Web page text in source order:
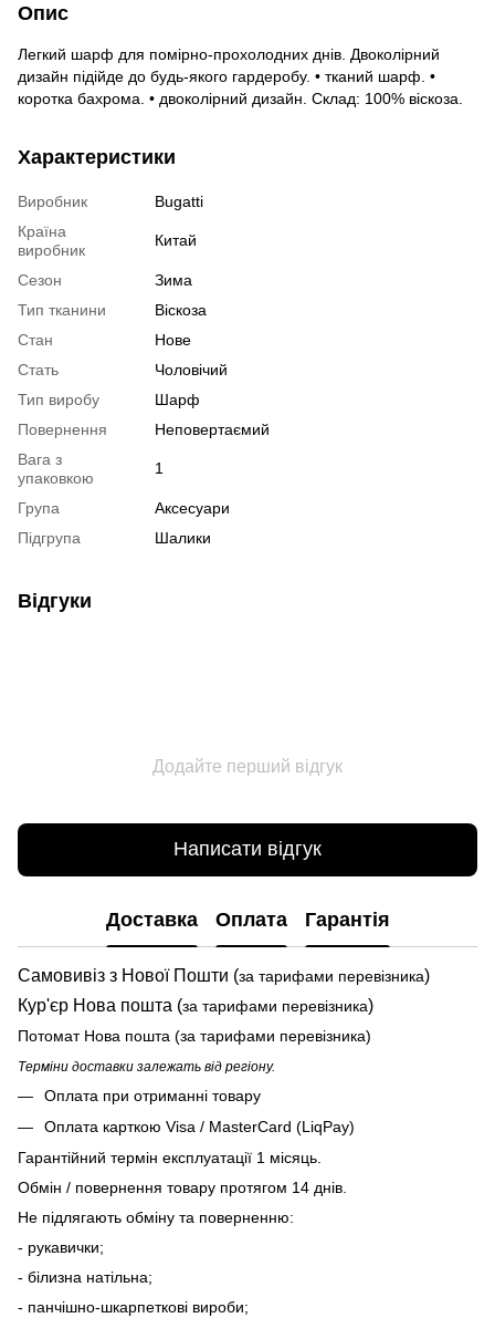
Опис
Легкий шарф для помірно-прохолодних днів. Двоколірний
дизайн підійде до будь-якого гардеробу. • тканий шарф. •
коротка бахрома. • двоколірний дизайн. Склад: 100% віскоза.
Характеристики
Виробник
Bugatti
Країна
виробник
Китай
Сезон
Зима
Тип тканини
Віскоза
Стан
Нове
Стать
Чоловічий
Тип виробу
Шарф
Повернення
Неповертаємий
Вага з
упаковкою
1
Група
Аксесуари
Підгрупа
Шалики
Відгуки
Додайте перший відгук
Написати відгук
Доставка Оплата Гарантія
Самовивіз з Нової Пошти (за тарифами перевізника)
Кур'єр Нова пошта (за тарифами перевізника)
Потомат Нова пошта (за тарифами перевізника)
Терміни доставки залежать від регіону.
Оплата при отриманні товару
Оплата карткою Visa / MasterCard (LiqPay)
Гарантійний термін експлуатації 1 місяць.
Обмін / повернення товару протягом 14 днів.
Не підлягають обміну та поверненню:
- рукавички;
- білизна натільна;
- панчішно-шкарпеткові вироби;